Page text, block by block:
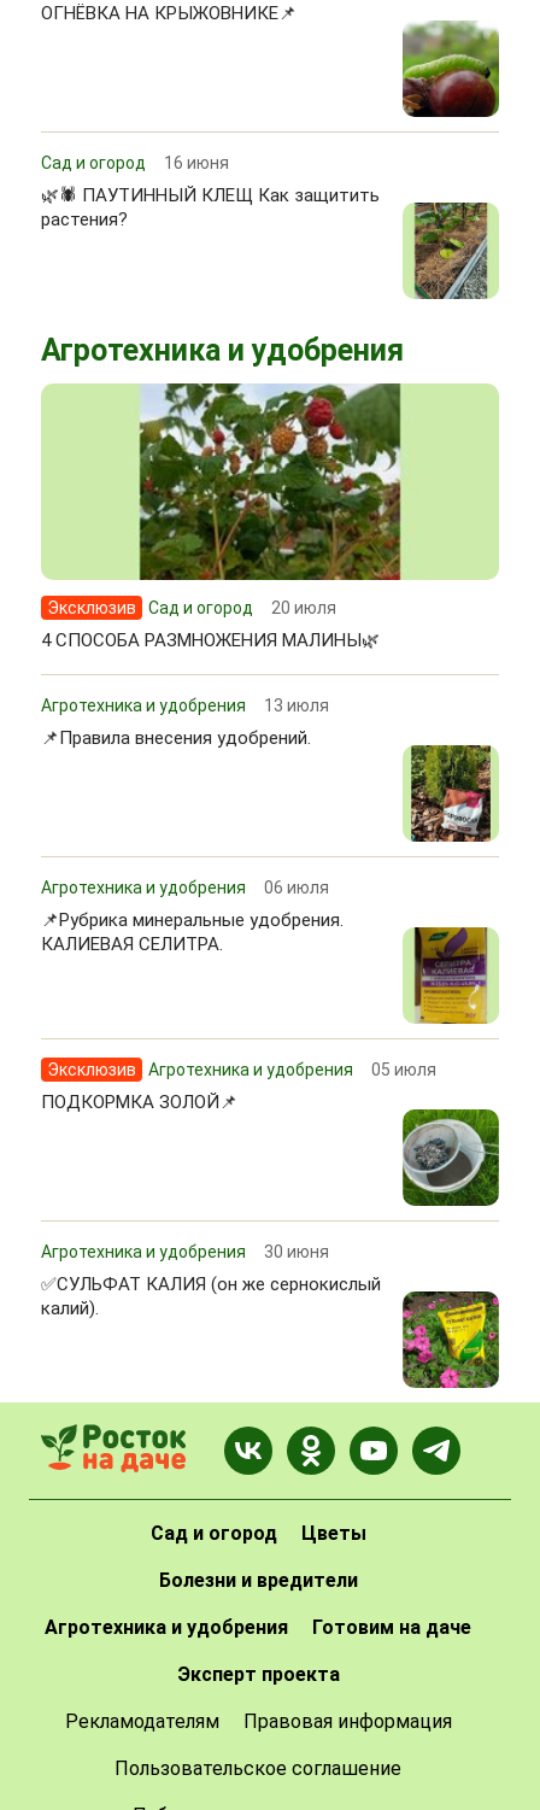
ОГНЁВКА НА КРЫЖОВНИКЕ📌
Сад и огород 16 июня
🌿🕷 ПАУТИННЫЙ КЛЕЩ Как защитить
растения?
Агротехника и удобрения
Эксклюзив Сад и огород 20 июля
4 СПОСОБА РАЗМНОЖЕНИЯ МАЛИНЫ🌿
Агротехника и удобрения 13 июля
📌Правила внесения удобрений.
Агротехника и удобрения 06 июля
📌Рубрика минеральные удобрения.
КАЛИЕВАЯ СЕЛИТРА.
Эксклюзив Агротехника и удобрения 05 июля
ПОДКОРМКА ЗОЛОЙ📌
Агротехника и удобрения 30 июня
✅СУЛЬФАТ КАЛИЯ (он же сернокислый
калий).
Сад и огород Цветы
Болезни и вредители
Агротехника и удобрения Готовим на даче
Эксперт проекта
Рекламодателям Правовая информация
Пользовательское соглашение